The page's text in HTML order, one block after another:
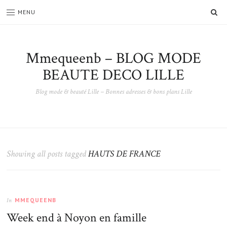
MENU
Mmequeenb – BLOG MODE
BEAUTE DECO LILLE
Blog mode & beauté Lille – Bonnes adresses & bons plans Lille
Showing all posts taggedHAUTS DE FRANCE
In MMEQUEENB
Week end à Noyon en famille